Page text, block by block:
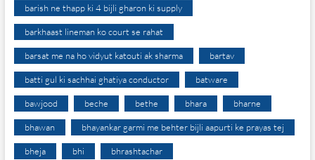
barish ne thapp ki 4 bijli gharon ki supply
barkhaast lineman ko court se rahat
barsat me na ho vidyut katouti ak sharma bartav
batti gul ki sachhai ghatiya conductor batware
bawjood beche bethe bhara bharne
bhawan bhayankar garmi me behter bijli aapurti ke prayas tej
bheja bhi bhrashtachar